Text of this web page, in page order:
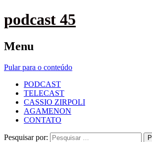
podcast 45
Menu
Pular para o conteúdo
PODCAST
TELECAST
CASSIO ZIRPOLI
AGAMENON
CONTATO
Pesquisar por: